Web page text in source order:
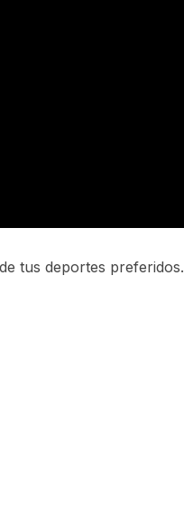
tus deportes preferidos.